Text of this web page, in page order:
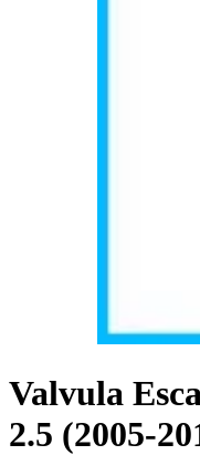
Valvula
2.5 (2005-